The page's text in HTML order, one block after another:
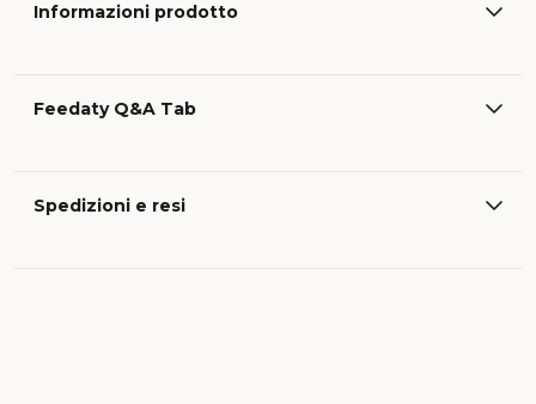
Informazioni prodotto
Feedaty Q&A Tab
Spedizioni e resi